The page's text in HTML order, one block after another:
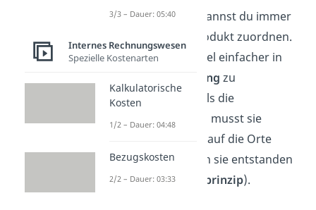
Die Einzelkosten kannst du immer
einem Produkt zuordnen.
Deshalb sind sie viel einfacher in
Kostenrechnung zu
berücksichtigen, als die
Gemeinkosten. Du musst sie
nämlich nicht erst auf die Orte
verteilen, an denen sie entstanden
sind (Verursacherprinzip).
3/3 – Dauer: 05:40
Internes Rechnungswesen
Spezielle Kostenarten
Kalkulatorische
Kosten
1/2 – Dauer: 04:48
Bezugskosten
2/2 – Dauer: 03:33